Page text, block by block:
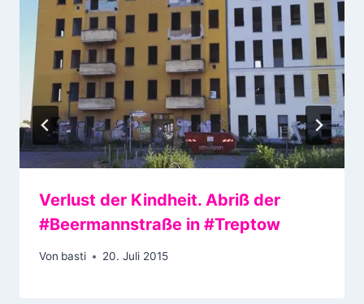
Verlust der Kindheit. Abriß der
#Beermannstraße in #Treptow
Von basti 20. Juli 2015